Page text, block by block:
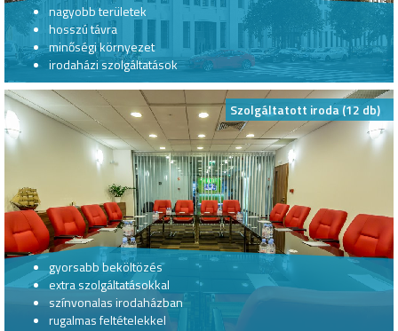
nagyobb területek
hosszú távra
minőségi környezet
irodaházi szolgáltatások
Szolgáltatott iroda (12 db)
gyorsabb beköltözés
extra szolgáltatásokkal
színvonalas irodaházban
rugalmas feltételekkel